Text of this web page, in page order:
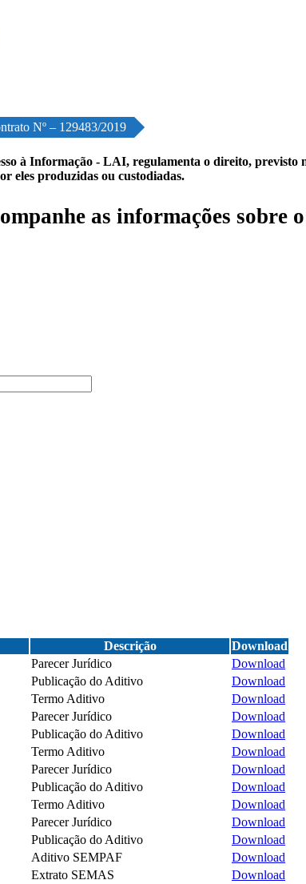
Nº – 129483/2019
à Informação - LAI, regulamenta o direito,
eles produzidas ou custodiadas.
as informações sobre
Descrição
Download
Parecer Jurídico
Download
Publicação do Aditivo
Download
Termo Aditivo
Download
Parecer Jurídico
Download
Publicação do Aditivo
Download
Termo Aditivo
Download
Parecer Jurídico
Download
Publicação do Aditivo
Download
Termo Aditivo
Download
Parecer Jurídico
Download
Publicação do Aditivo
Download
Aditivo SEMPAF
Download
Extrato SEMAS
Download